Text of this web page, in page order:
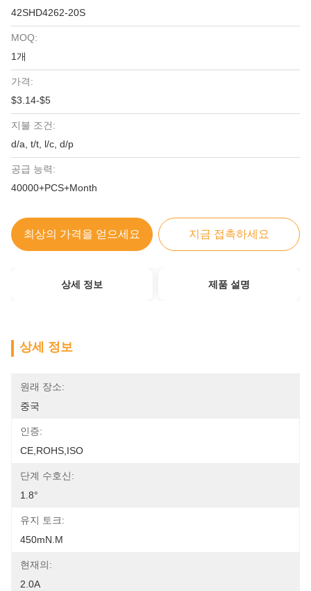
42SHD4262-20S
MOQ:
1개
가격:
$3.14-$5
지불 조건:
d/a, t/t, l/c, d/p
공급 능력:
40000+PCS+Month
최상의 가격을 얻으세요 지금 접촉하세요
상세 정보 제품 설명
상세 정보
원래 장소:
중국
인증:
CE,ROHS,ISO
단계 수호신:
1.8°
유지 토크:
450mN.m
현재의:
2.0A